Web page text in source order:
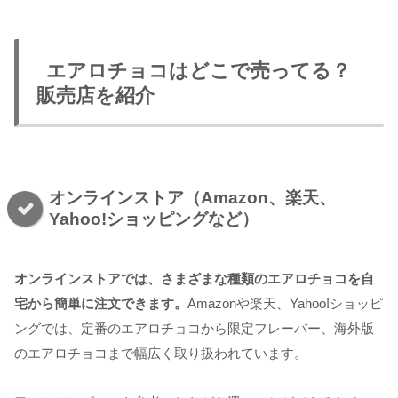
エアロチョコはどこで売ってる？
販売店を紹介
オンラインストア（Amazon、楽天、
Yahoo!ショッピングなど）
オンラインストアでは、さまざまな種類のエアロチョコを自
宅から簡単に注文できます。 Amazonや楽天、Yahoo!ショッピ
ングでは、定番のエアロチョコから限定フレーバー、海外版
のエアロチョコまで幅広く取り扱われています。